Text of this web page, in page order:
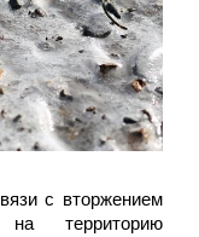
с вторжением
территорию